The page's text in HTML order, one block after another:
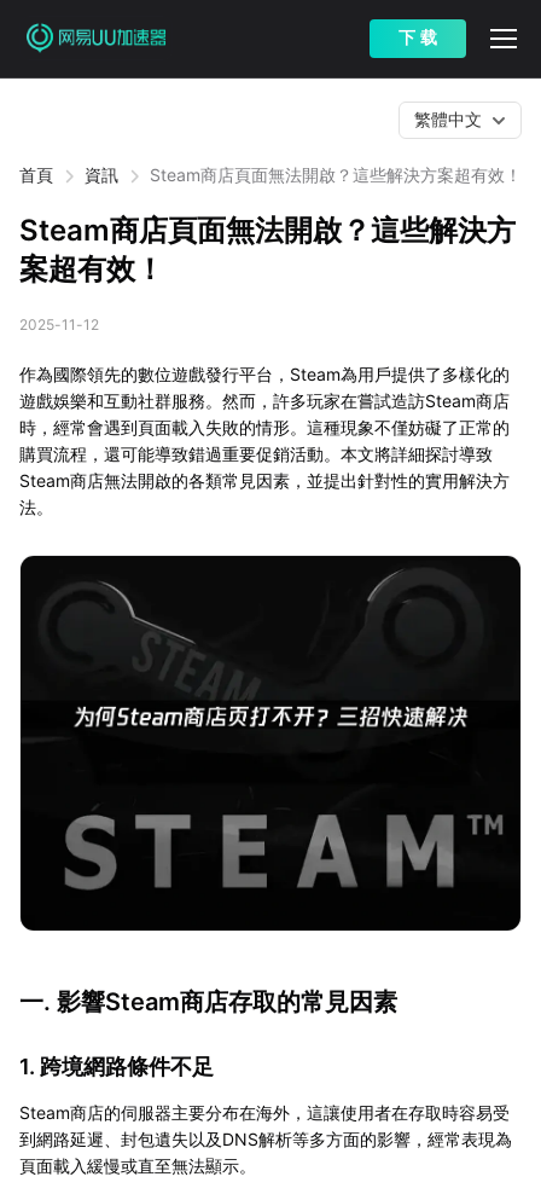
下 载
首頁 資訊 Steam商店頁面無法開啟？這些解決方案超有效！
繁體中文
Steam商店頁面無法開啟？這些解決方
案超有效！
2025-11-12
作為國際領先的數位遊戲發行平台，Steam為用戶提供了多樣化的
遊戲娛樂和互動社群服務。然而，許多玩家在嘗試造訪Steam商店
時，經常會遇到頁面載入失敗的情形。這種現象不僅妨礙了正常的
購買流程，還可能導致錯過重要促銷活動。本文將詳細探討導致
Steam商店無法開啟的各類常見因素，並提出針對性的實用解決方
法。
一. 影響Steam商店存取的常見因素
1. 跨境網路條件不足
Steam商店的伺服器主要分布在海外，這讓使用者在存取時容易受
到網路延遲、封包遺失以及DNS解析等多方面的影響，經常表現為
頁面載入緩慢或直至無法顯示。